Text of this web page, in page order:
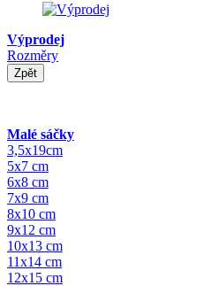
Výprodej
Rozměry
Zpět
Malé sáčky
3,5x19cm
5x7 cm
6x8 cm
7x9 cm
8x10 cm
9x12 cm
10x13 cm
11x14 cm
12x15 cm